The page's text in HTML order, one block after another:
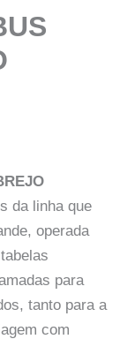
da linha que
operada
para
tanto para a
com